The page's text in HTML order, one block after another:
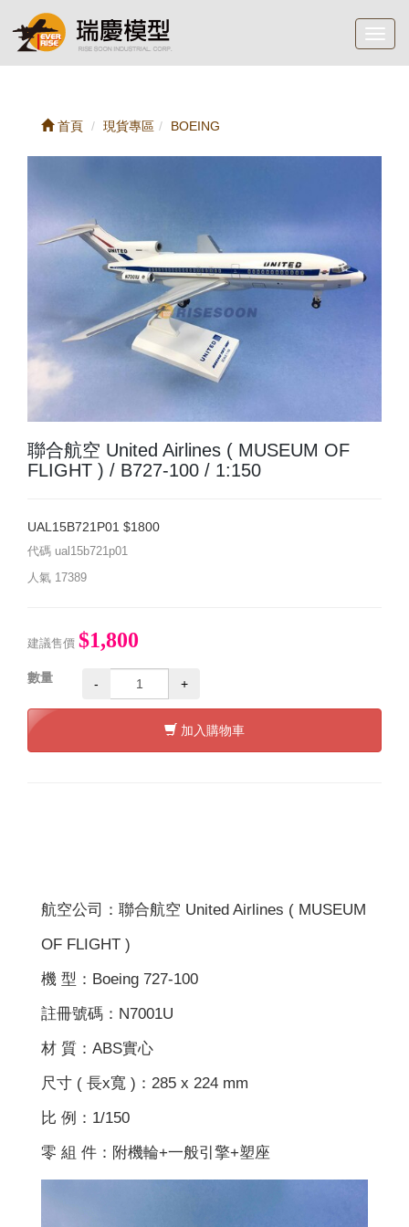
首頁 現貨專區 BOEING
聯合航空 United Airlines ( MUSEUM OF
FLIGHT ) / B727-100 / 1:150
UAL15B721P01 $1800
代碼 ual15b721p01
人氣 17389
建議售價 $1,800
數量 - +
加入購物車
航空公司：聯合航空 United Airlines ( MUSEUM
OF FLIGHT )
機 型：Boeing 727-100
註冊號碼：N7001U
材 質：ABS實心
尺寸 ( 長x寬 )：285 x 224 mm
比 例：1/150
零 組 件：附機輪+一般引擎+塑座